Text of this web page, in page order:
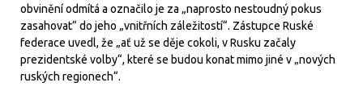
obvinění odmítá a označilo je za „naprosto nestoudný pokus
zasahovat“ do jeho „vnitřních záležitostí“. Zástupce Ruské
federace uvedl, že „ať už se děje cokoli, v Rusku začaly
prezidentské volby“, které se budou konat mimo jiné v „nových
ruských regionech“.